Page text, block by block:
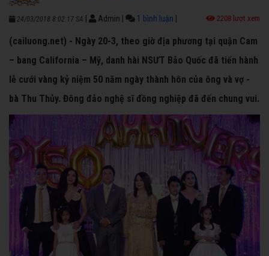
24/03/2018 8:02:17 SA Admin 1 bình luận 2208 lượt xem
(cailuong.net) - Ngày 20-3, theo giờ địa phương tại quận Cam
– bang California – Mỹ, danh hài NSƯT Bảo Quốc đã tiến hành
lễ cưới vàng kỷ niệm 50 năm ngày thành hôn của ông và vợ -
bà Thu Thủy. Đông đảo nghệ sĩ đồng nghiệp đã đến chung vui.